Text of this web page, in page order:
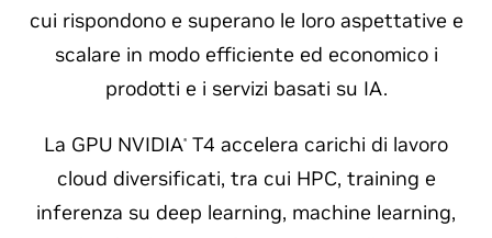
cui rispondono e superano le loro aspettative e
scalare in modo efficiente ed economico i
prodotti e i servizi basati su IA.
La GPU NVIDIA® T4 accelera carichi di lavoro
cloud diversificati, tra cui HPC, training e
inferenza su deep learning, machine learning,